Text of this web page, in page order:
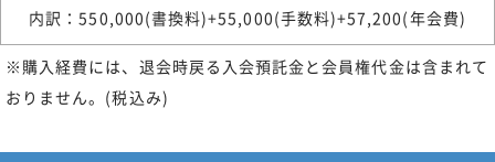
内訳：550,000(書換料)+55,000(手数料)+57,200(年会費)
※購入経費には、退会時戻る入会預託金と会員権代金は含まれて
おりません。(税込み)